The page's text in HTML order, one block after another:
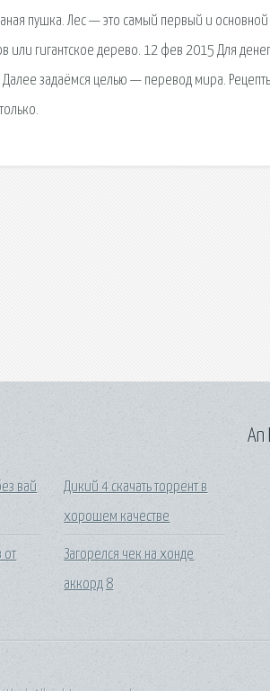
пушка. Лес — это самый первый и основной
или гигантское дерево. 12 фев 2015 Для денег
задаёмся целью — перевод мира.
вай
от
Дикий 4 скачать торрент в
хорошем качестве
Загорелся чек на хонде
аккорд 8
An